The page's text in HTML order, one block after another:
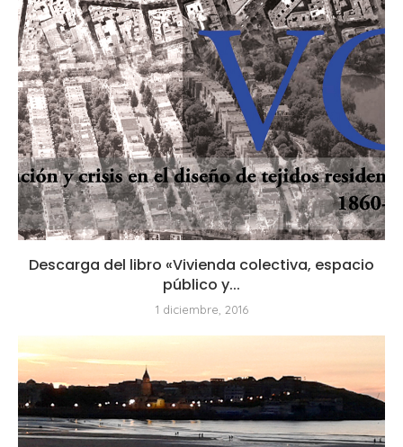
Descarga del libro «Vivienda colectiva, espacio
público y...
1 diciembre, 2016